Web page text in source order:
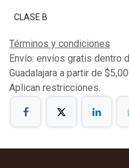
CLASE B
Términos y condiciones
Envío: envíos gratis dentro
Guadalajara a partir de
Aplican restricciones.